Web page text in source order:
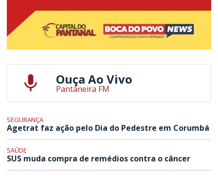
Ouça Ao Vivo
Pantaneira FM
SEGURANÇA
Agetrat faz ação pelo Dia do Pedestre em Corumbá
SAÚDE
SUS muda compra de remédios contra o câncer